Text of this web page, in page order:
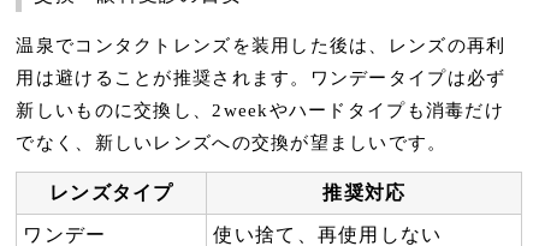
温泉でコンタクトレンズを装用した後は、レンズの再利
用は避けることが推奨されます。ワンデータイプは必ず
新しいものに交換し、2weekやハードタイプも消毒だけ
でなく、新しいレンズへの交換が望ましいです。
レンズタイプ 推奨対応
ワンデー 使い捨て、再使用しない